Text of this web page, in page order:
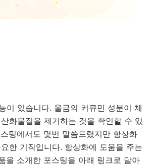
이 있습니다. 울금의 커큐민 성분이 체
화물질을 제거하는 것을 확인할 수 있
팅에서도 몇번 말씀드렸지만 항상화
한 기작입니다. 항상화에 도움을 주는
을 소개한 포스팅을 아래 링크로 달아